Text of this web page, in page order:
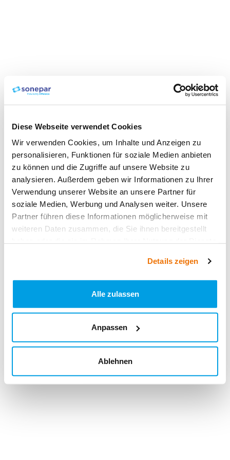
Diese Webseite verwendet Cookies
Wir verwenden Cookies, um Inhalte und Anzeigen zu
personalisieren, Funktionen für soziale Medien anbieten
zu können und die Zugriffe auf unsere Website zu
analysieren. Außerdem geben wir Informationen zu Ihrer
Verwendung unserer Website an unsere Partner für
soziale Medien, Werbung und Analysen weiter. Unsere
Partner führen diese Informationen möglicherweise mit
weiteren Daten zusammen, die Sie ihnen bereitgestellt
Details zeigen
Alle zulassen
Anpassen
Ablehnen